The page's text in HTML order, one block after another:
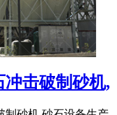
冲击破制砂机,